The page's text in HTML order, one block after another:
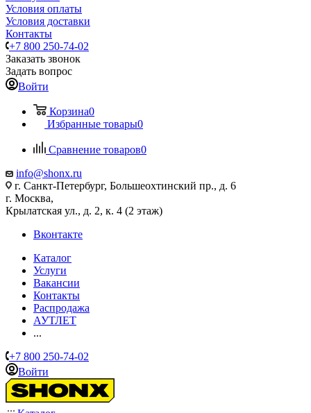
Условия оплаты
Условия доставки
Контакты
+7 800 250-74-02
Заказать звонок
Задать вопрос
Войти
Корзина0
Избранные товары0
Сравнение товаров0
info@shonx.ru
г. Санкт-Петербург, Большеохтинский пр., д. 6
г. Москва,
Крылатская ул., д. 2, к. 4 (2 этаж)
Вконтакте
Каталог
Услуги
Вакансии
Контакты
Распродажа
АУТЛЕТ
...
+7 800 250-74-02
Войти